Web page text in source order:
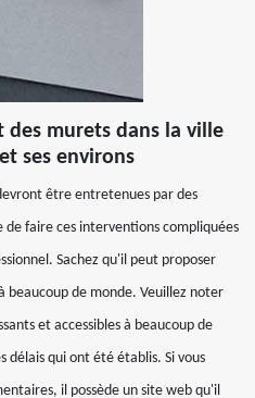
des murets dans la ville
ses environs
être entretenues par des
faire ces interventions compliquées
Sachez qu'il peut proposer
beaucoup de monde. Veuillez noter
et accessibles à beaucoup de
délais qui ont été établis. Si vous
il possède un site web qu'il